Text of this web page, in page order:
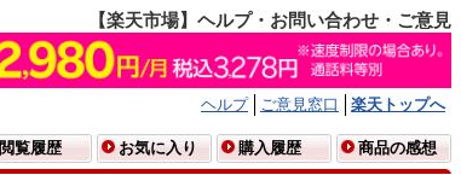
【楽天市場】ヘルプ・お問い合わせ・ご意見
ヘルプ ご意見窓口
楽天トップへ
閲覧履歴 お気に入り 購入履歴 商品の感想